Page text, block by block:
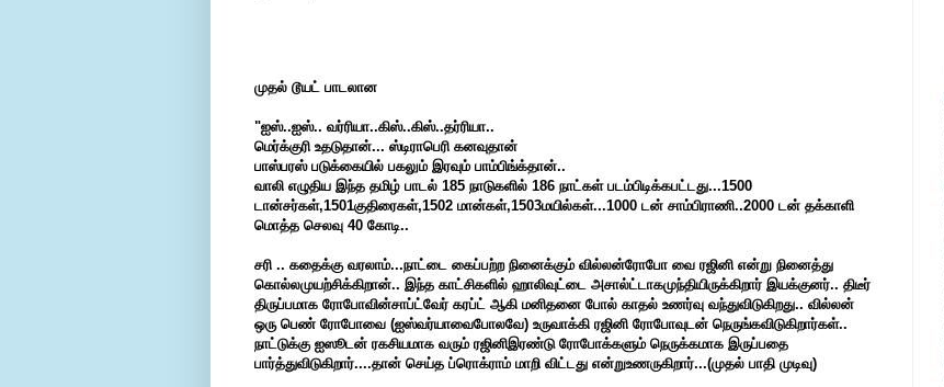
முதல் டூயட் பாடலான
"ஐஸ்..ஐஸ்.. வர்ரியா..கிஸ்..கிஸ்..தர்ரியா..
மெர்க்குரி உதடுதான்... ஸ்டிராபெரி கனவுதான்
பாஸ்பரஸ் படுக்கையில் பகலும் இரவும் பாம்பிங்க்தான்..
வாலி எழுதிய இந்த தமிழ் பாடல் 185 நாடுகளில் 186 நாட்கள் படம்பிடிக்கபட்டது...1500
டான்சர்கள்,1501குதிரைகள்,1502 மான்கள்,1503மயில்கள்...1000 டன் சாம்பிராணி..2000 டன் தக்காளி
மொத்த செலவு 40 கோடி..
சரி .. கதைக்கு வரலாம்...நாட்டை கைப்பற்ற நினைக்கும் வில்லன்ரோபோ வை ரஜினி என்று நினைத்து
கொல்லமுயற்சிக்கிறான்.. இந்த காட்சிகளில் ஹாலிவுட்டை அசால்ட்டாகமுந்தியிருக்கிறார் இயக்குனர்.. திடீர்
திருப்பமாக ரோபோவின்சாப்ட்வேர் கரப்ட் ஆகி மனிதனை போல் காதல் உணர்வு வந்துவிடுகிறது.. வில்லன்
ஒரு பெண் ரோபோவை (ஐஸ்வர்யாவைபோலவே) உருவாக்கி ரஜினி ரோபோவுடன் நெருங்கவிடுகிறார்கள்..
நாட்டுக்கு ஐஸூடன் ரகசியமாக வரும் ரஜினிஇரண்டு ரோபோக்களும் நெருக்கமாக இருப்பதை
பார்த்துவிடுகிறார்....தான் செய்த ப்ரொக்ராம் மாறி விட்டது என்றுஉணருகிறார்...(முதல் பாதி முடிவு)